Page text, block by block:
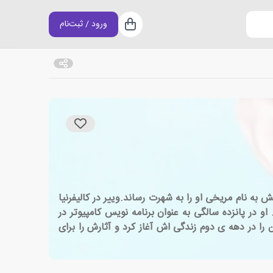
سبد خرید
ورود / ثبت‌نام
رمانش به نام مریخی او را به شهرت رساند.وییر در کالیفرنیا
پانزده سالگی به عنوان برنامه نویس کامپیوتر در
در دهه ی دوم زندگی اش آغاز کرد و آثارش را برای